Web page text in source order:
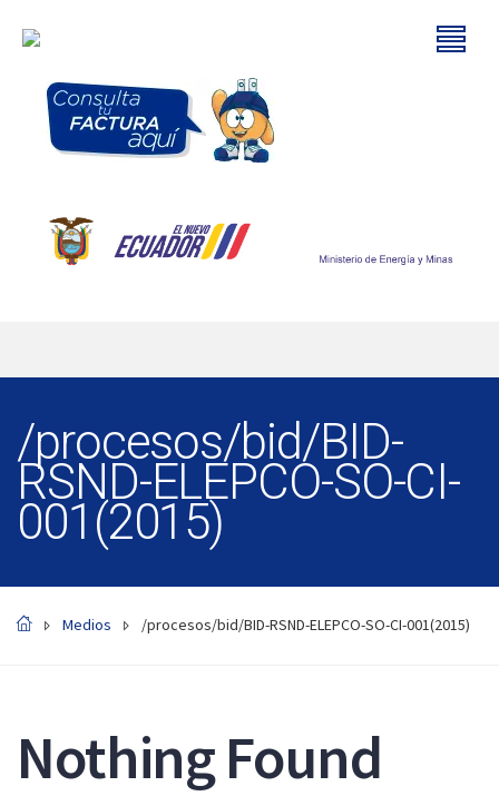
/procesos/bid/BID-
RSND-ELEPCO-SO-CI-
001(2015)
Medios /procesos/bid/BID-RSND-ELEPCO-SO-CI-001(2015)
Nothing Found